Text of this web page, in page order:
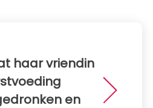
haar vriendin
en